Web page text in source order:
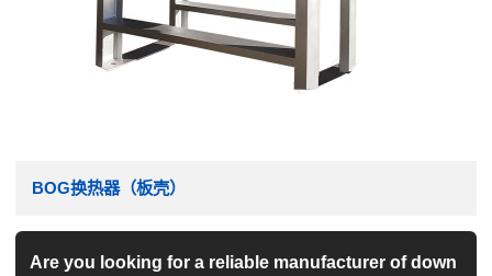
BOG换热器（板壳）
Are you looking for a reliable manufacturer of down